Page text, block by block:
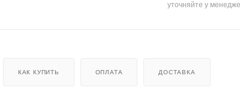
уточняйте у
КАК КУПИТЬ ОПЛАТА ДОСТАВКА